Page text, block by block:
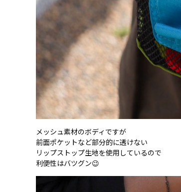
メッシュ素材のボディですが
前面ポケットなど部分的に透けない
リップストップ生地を使用しているので
利便性はバツグン😉